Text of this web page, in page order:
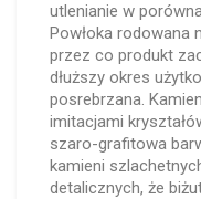
utlenianie w
Powłoka rodowana
przez co produkt
dłuższy okres
posrebrzana.
imitacjami
szaro-grafitowa
kamieni
detalicznych, że